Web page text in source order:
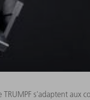
s'adaptent aux